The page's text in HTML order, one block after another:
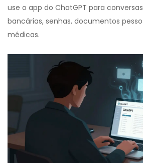
use o app do ChatGPT para
bancárias, senhas, documentos
médicas.